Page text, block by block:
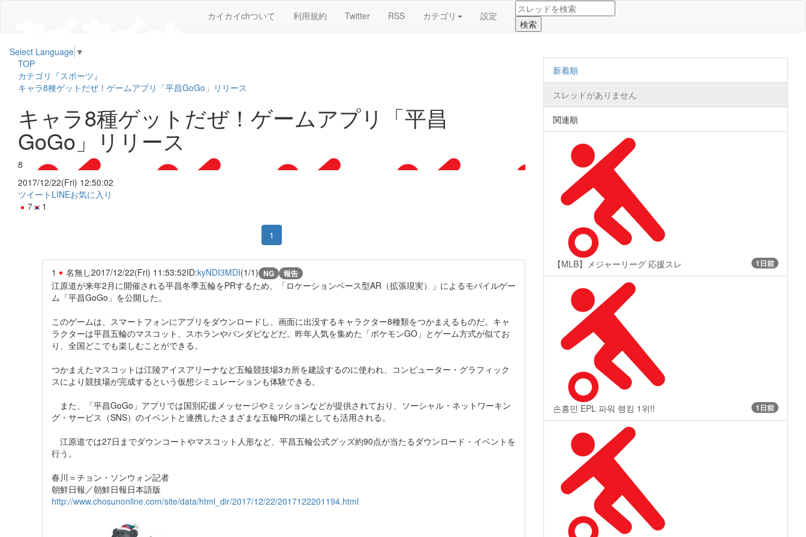
カイカイchついて 利用規約 Twitter RSS カテゴリ 設定
Select Language ▼
TOP
カテゴリ『スポーツ』
キャラ8種ゲットだぜ！ゲームアプリ「平昌GoGo」リリース
キャラ8種ゲットだぜ！ゲームアプリ「平昌
GoGo」リリース
8
2017/12/22(Fri) 12:50:02
ツイート LINEお気に入り
7
1
1
1 名無し2017/12/22(Fri) 11:53:52ID:kyNDI3MDI(1/1) NG 報告
江原道が来年2月に開催される平昌冬季五輪をPRするため、「ロケーションベース型AR（拡張現実）」によるモバイルゲー
ム「平昌GoGo」を公開した。
このゲームは、スマートフォンにアプリをダウンロードし、画面に出没するキャラクター8種類をつかまえるものだ。キャ
ラクターは平昌五輪のマスコット、スホランやバンダビなどだ。昨年人気を集めた「ポケモンGO」とゲーム方式が似てお
り、全国どこでも楽しむことができる。
つかまえたマスコットは江陵アイスアリーナなど五輪競技場3カ所を建設するのに使われ、コンピューター・グラフィック
スにより競技場が完成するという仮想シミュレーションも体験できる。
また、「平昌GoGo」アプリでは国別応援メッセージやミッションなどが提供されており、ソーシャル・ネットワーキン
グ・サービス（SNS）のイベントと連携したさまざまな五輪PRの場としても活用される。
江原道では27日までダウンコートやマスコット人形など、平昌五輪公式グッズ約90点が当たるダウンロード・イベントを
行う。
春川＝チョン・ソンウォン記者
朝鮮日報／朝鮮日報日本語版
http://www.chosunonline.com/site/data/html_dir/2017/12/22/2017122201194.html
新着順
スレッドがありません
関連順
【MLB】メジャーリーグ 応援スレ 1日前
손흥민 EPL 파워 랭킹 1위!! 1日前